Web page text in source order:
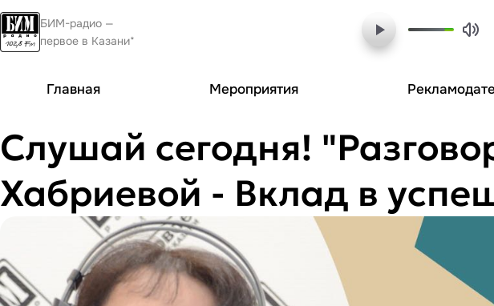
БИМ-радио —
первое в Казани*
Главная Мероприятия
Слушай сегодня!
Хабриевой - Вклад в